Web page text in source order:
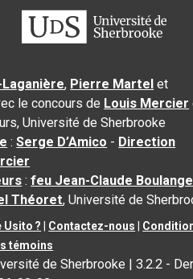
, Pierre Martel et
le concours de Louis Mercier
Université de Sherbrooke
:Serge D’Amico - Direction
:feu Jean-Claude
Théoret, Université de
Usito ? Contactez-nous
témoins
de Sherbrooke |3.2.2 -